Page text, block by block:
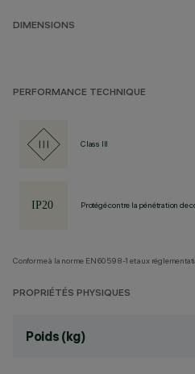
DIMENSIONS
PERFORMANCE TECHNIQUE
Class III
Protégé contre la pénétration de
Conforme à la norme EN60598-1 et aux
PROPRIÉTÉS PHYSIQUES
Poids (kg)